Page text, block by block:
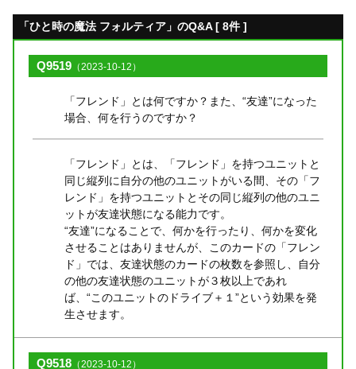
「ひと時の魔法 フォルティア」のQ&A [ 8件 ]
Q9519 （2023-10-12）
「フレンド」とは何ですか？また、“友達”になった
場合、何を行うのですか？
「フレンド」とは、「フレンド」を持つユニットと
同じ縦列に自分の他のユニットがいる間、その「フ
レンド」を持つユニットとその同じ縦列の他のユニ
ットが友達状態になる能力です。
“友達”になることで、何かを行ったり、何かを変化
させることはありませんが、このカードの「フレン
ド」では、友達状態のカードの枚数を参照し、自分
の他の友達状態のユニットが３枚以上であれ
ば、“このユニットのドライブ＋１”という効果を発
生させます。
Q9518 （2023-10-12）